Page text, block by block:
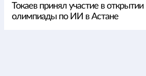
Токаев принял участие в
олимпиады по ИИ в Астане